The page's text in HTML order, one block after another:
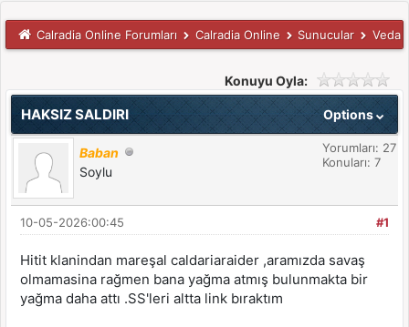
Calradia Online Forumları Calradia Online Sunucular Veda
Konuyu Oyla:
Options
HAKSIZ SALDIRI
Baban
Soylu
Yorumları: 27
Konuları: 7
#1
10-05-2026:00:45
Hitit klanindan mareşal caldariaraider ,aramızda savaş
olmamasina rağmen bana yağma atmış bulunmakta bir
yağma daha attı .SS'leri altta link bıraktım